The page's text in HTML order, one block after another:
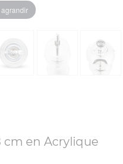
cm en Acrylique